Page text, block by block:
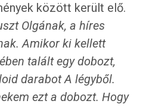
között került elő.
Olgának, a híres
Amikor ki kellett
talált egy dobozt,
darabot A légyből.
ezt a dobozt. Hogy